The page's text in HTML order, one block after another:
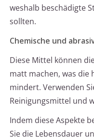
weshalb beschädigte
sollten.
Chemische und
Diese Mittel können
matt machen, was die
mindert. Verwenden
Reinigungsmittel und
Indem diese Aspekte
Sie die Lebensdauer